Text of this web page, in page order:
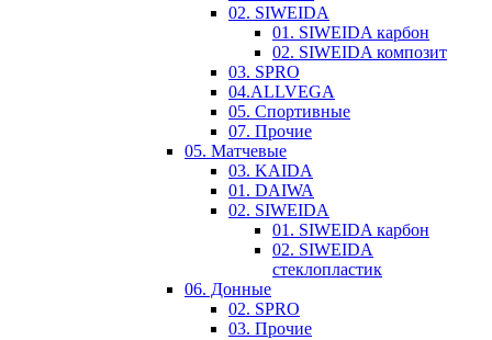
02. SIWEIDA
01. SIWEIDA карбон
02. SIWEIDA композит
03. SPRO
04.ALLVEGA
05. Спортивные
07. Прочие
05. Матчевые
03. KAIDA
01. DAIWA
02. SIWEIDA
01. SIWEIDA карбон
02. SIWEIDA
стеклопластик
06. Донные
02. SPRO
03. Прочие